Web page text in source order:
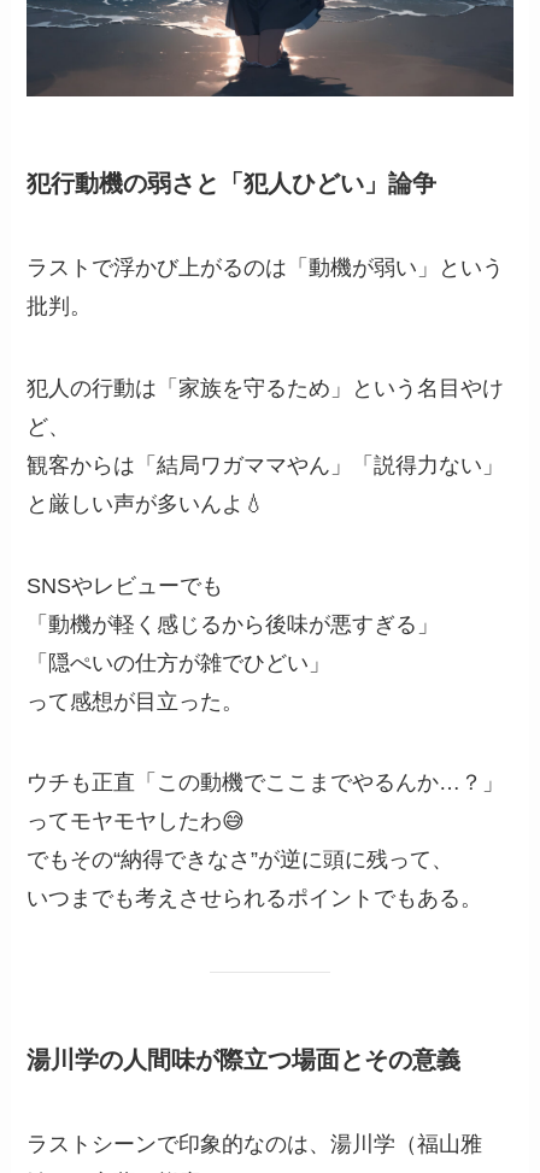
犯行動機の弱さと「犯人ひどい」論争
ラストで浮かび上がるのは「動機が弱い」という
批判。
犯人の行動は「家族を守るため」という名目やけ
ど、
観客からは「結局ワガママやん」「説得力ない」
と厳しい声が多いんよ💧
SNSやレビューでも
「動機が軽く感じるから後味が悪すぎる」
「隠ぺいの仕方が雑でひどい」
って感想が目立った。
ウチも正直「この動機でここまでやるんか…？」
ってモヤモヤしたわ😅
でもその“納得できなさ”が逆に頭に残って、
いつまでも考えさせられるポイントでもある。
湯川学の人間味が際立つ場面とその意義
ラストシーンで印象的なのは、湯川学（福山雅